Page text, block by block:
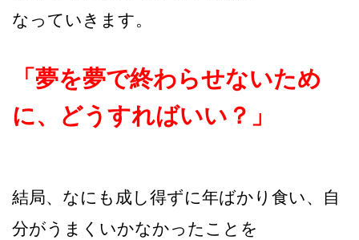
なっていきます。
「夢を夢で終わらせないため
に、どうすればいい？」
結局、なにも成し得ずに年ばかり食い、自
分がうまくいかなかったことを